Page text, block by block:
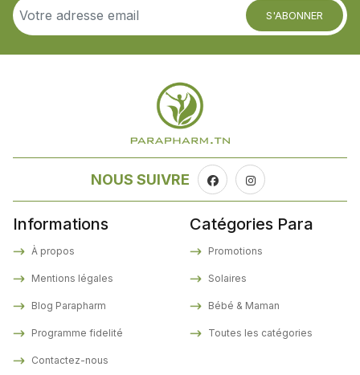
S'ABONNER
NOUS SUIVRE
Informations
À propos
Mentions légales
Blog Parapharm
Programme fidelité
Contactez-nous
Catégories Para
Promotions
Solaires
Bébé & Maman
Toutes les catégories